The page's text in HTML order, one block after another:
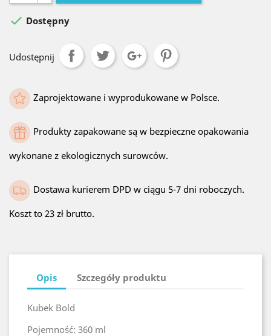
 Dostępny
Udostępnij
Zaprojektowane i wyprodukowane w Polsce.
Produkty zapakowane są w bezpieczne opakowania
wykonane z ekologicznych surowców.
Dostawa kurierem DPD w ciągu 5-7 dni roboczych.
Koszt to 23 zł brutto.
Opis Szczegóły produktu
Kubek Bold
Pojemność: 360 ml